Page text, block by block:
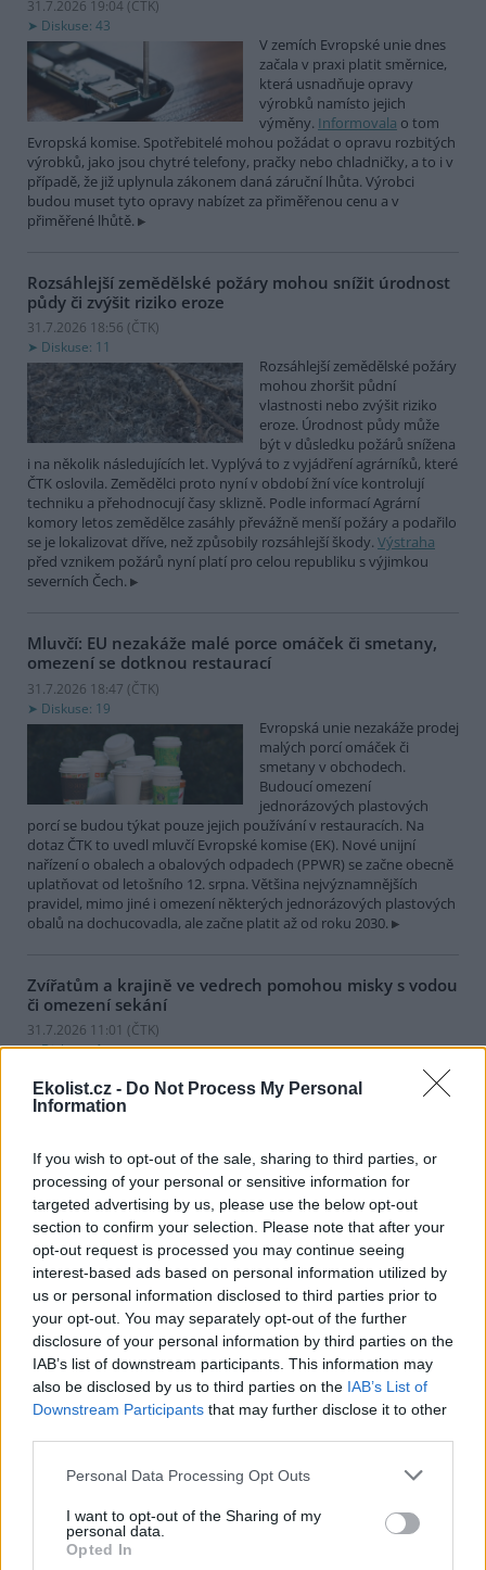
Ekolist.cz - Do Not Process My Personal
Information
If you wish to opt-out of the sale, sharing to third parties, or
processing of your personal or sensitive information for
targeted advertising by us, please use the below opt-out
section to confirm your selection. Please note that after your
opt-out request is processed you may continue seeing
interest-based ads based on personal information utilized by
us or personal information disclosed to third parties prior to
your opt-out. You may separately opt-out of the further
disclosure of your personal information by third parties on the
IAB’s list of downstream participants. This information may
also be disclosed by us to third parties on the IAB’s List of
Downstream Participants that may further disclose it to other
Personal Data Processing Opt Outs
I want to opt-out of the Sharing of my
personal data.
Opted In
31.7.2026 19:04 (ČTK)
Diskuse: 43
V zemích Evropské unie dnes
začala v praxi platit směrnice,
která usnadňuje opravy
výrobků namísto jejich
výměny. Informovala o tom
Evropská komise. Spotřebitelé mohou požádat o opravu rozbitých
výrobků, jako jsou chytré telefony, pračky nebo chladničky, a to i v
případě, že již uplynula zákonem daná záruční lhůta. Výrobci
budou muset tyto opravy nabízet za přiměřenou cenu a v
přiměřené lhůtě.
Rozsáhlejší zemědělské požáry mohou snížit úrodnost
půdy či zvýšit riziko eroze
31.7.2026 18:56 (ČTK)
Diskuse: 11
Rozsáhlejší zemědělské požáry
mohou zhoršit půdní
vlastnosti nebo zvýšit riziko
eroze. Úrodnost půdy může
být v důsledku požárů snížena
i na několik následujících let. Vyplývá to z vyjádření agrárníků, které
ČTK oslovila. Zemědělci proto nyní v období žní více kontrolují
techniku a přehodnocují časy sklizně. Podle informací Agrární
komory letos zemědělce zasáhly převážně menší požáry a podařilo
se je lokalizovat dříve, než způsobily rozsáhlejší škody. Výstraha
před vznikem požárů nyní platí pro celou republiku s výjimkou
severních Čech.
Mluvčí: EU nezakáže malé porce omáček či smetany,
omezení se dotknou restaurací
31.7.2026 18:47 (ČTK)
Diskuse: 19
Evropská unie nezakáže prodej
malých porcí omáček či
smetany v obchodech.
Budoucí omezení
jednorázových plastových
porcí se budou týkat pouze jejich používání v restauracích. Na
dotaz ČTK to uvedl mluvčí Evropské komise (EK). Nové unijní
nařízení o obalech a obalových odpadech (PPWR) se začne obecně
uplatňovat od letošního 12. srpna. Většina nejvýznamnějších
pravidel, mimo jiné i omezení některých jednorázových plastových
obalů na dochucovadla, ale začne platit až od roku 2030.
Zvířatům a krajině ve vedrech pomohou misky s vodou
či omezení sekání
31.7.2026 11:01 (ČTK)
Diskuse: 1
Divoce žijícím zvířatům nebo
krajině mohou podle ochránců
do zahrad, omezením sekání trávníků nebo vynecháním kypření
půdy. Zlepšit je podle ochránců potřeba také hospodaření s vodou,
včetně systémových kroků pro zadržování vody v krajině, uvedl
Český svaz ochránců přírody (ČSOP).
Úmrtí 15 slonů v Keni zřejmě způsobil kyanid z
pesticidů na rajčata, uvedla AFP
31.7.2026 10:49 (
Diskuse: 2
Nedávné úmrtí 15 slonů v
keňském národním parku bylo
pravděpodobně způsobeno
používaných na rajčata pěstovaná na okolních farmách, uvedla
agentura AFP. Kyanid je přitom nebezpečný nejen pro zvířata, ale
může ohrozit i zdraví člověka, uvedla keňská národní agentura pro
ochranu přírody (KWS).